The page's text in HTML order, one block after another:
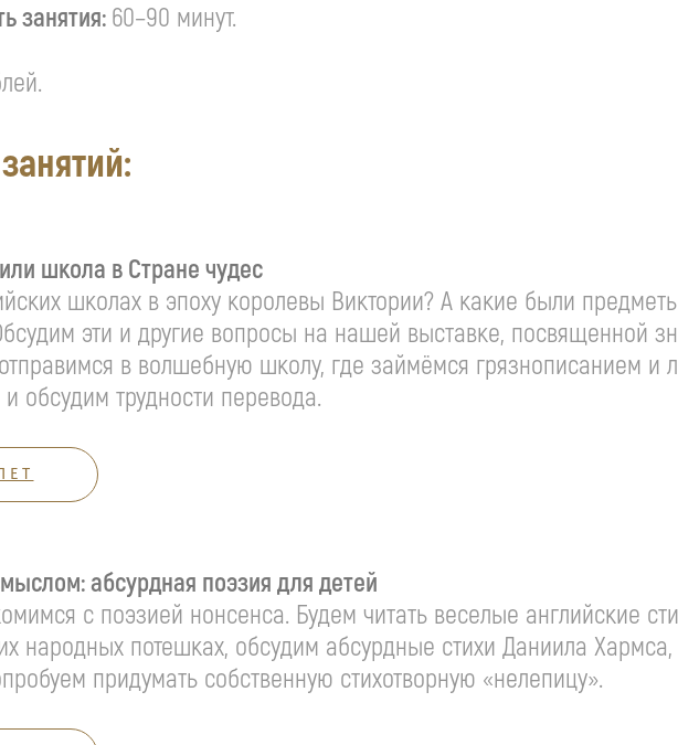
занятия: 60–90 минут.
школа в Стране чудес
школах в эпоху королевы Виктории? А какие были
эти и другие вопросы на нашей выставке, посвященной
в волшебную школу, где займёмся грязнописанием и
обсудим трудности перевода.
абсурдная поэзия для детей
с поэзией нонсенса. Будем читать веселые английские
народных потешках, обсудим абсурдные стихи Даниила
придумать собственную стихотворную «нелепицу».